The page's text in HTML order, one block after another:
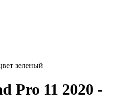
зеленый
Pro 11 2020 -